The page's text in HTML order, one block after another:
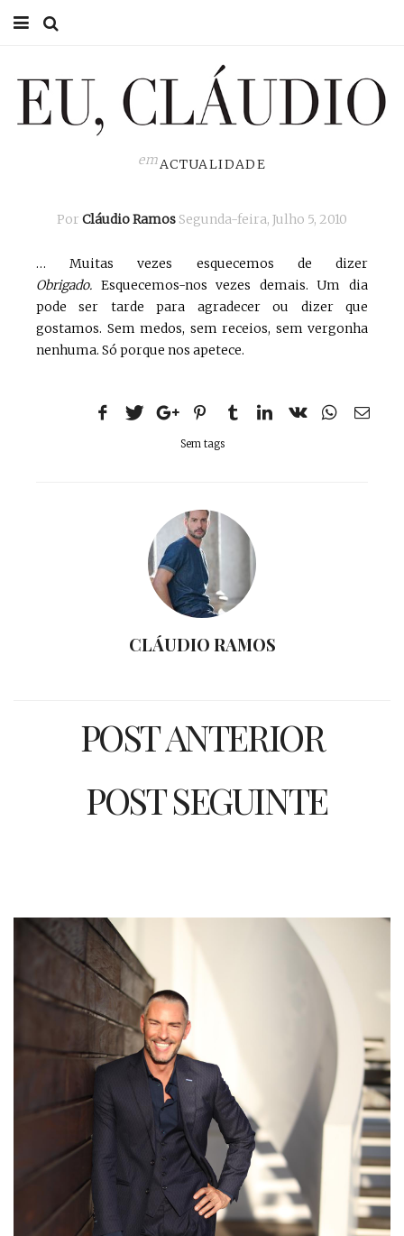
EU CLÁUDIO
ACTUALIDADE
emACTUALIDADE
Por Cláudio Ramos Segunda-feira, Julho 5, 2010
… Muitas vezes esquecemos de dizer
Obrigado. Esquecemos-nos vezes demais. Um dia
pode ser tarde para agradecer ou dizer que
gostamos. Sem medos, sem receios, sem vergonha
nenhuma. Só porque nos apetece.
Sem tags
CLÁUDIO RAMOS
POST ANTERIOR
POST SEGUINTE